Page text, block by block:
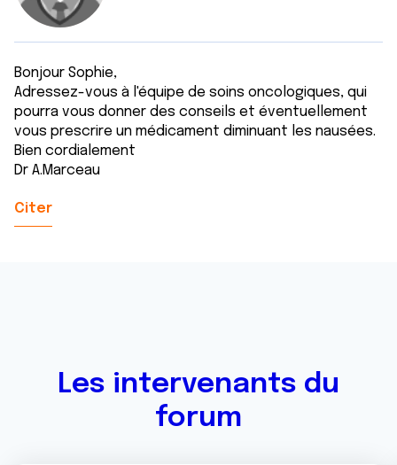
Bonjour Sophie,
Adressez-vous à l'équipe de soins oncologiques, qui
pourra vous donner des conseils et éventuellement
vous prescrire un médicament diminuant les nausées.
Bien cordialement
Dr A.Marceau
Citer
Les intervenants du
forum